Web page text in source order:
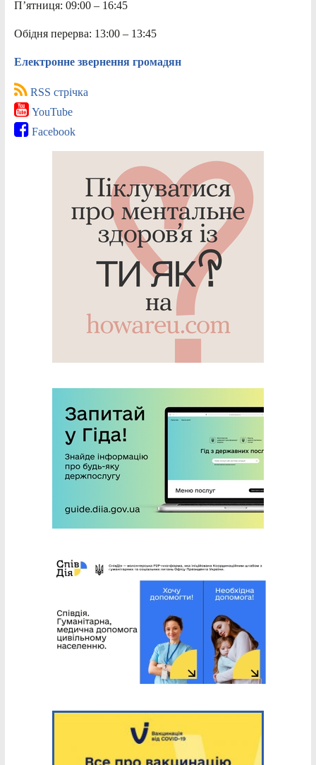
П’ятниця: 09:00 – 16:45
Обідня перерва: 13:00 – 13:45
Електронне звернення громадян
RSS стрічка
YouTube
Facebook